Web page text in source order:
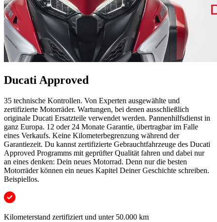
Ducati Approved
35 technische Kontrollen. Von Experten ausgewählte und
zertifizierte Motorräder. Wartungen, bei denen ausschließlich
originale Ducati Ersatzteile verwendet werden. Pannenhilfsdienst in
ganz Europa. 12 oder 24 Monate Garantie, übertragbar im Falle
eines Verkaufs. Keine Kilometerbegrenzung während der
Garantiezeit. Du kannst zertifizierte Gebrauchtfahrzeuge des Ducati
Approved Programms mit geprüfter Qualität fahren und dabei nur
an eines denken: Dein neues Motorrad. Denn nur die besten
Motorräder können ein neues Kapitel Deiner Geschichte schreiben.
Beispiellos.
Kilometerstand zertifiziert und unter 50.000 km